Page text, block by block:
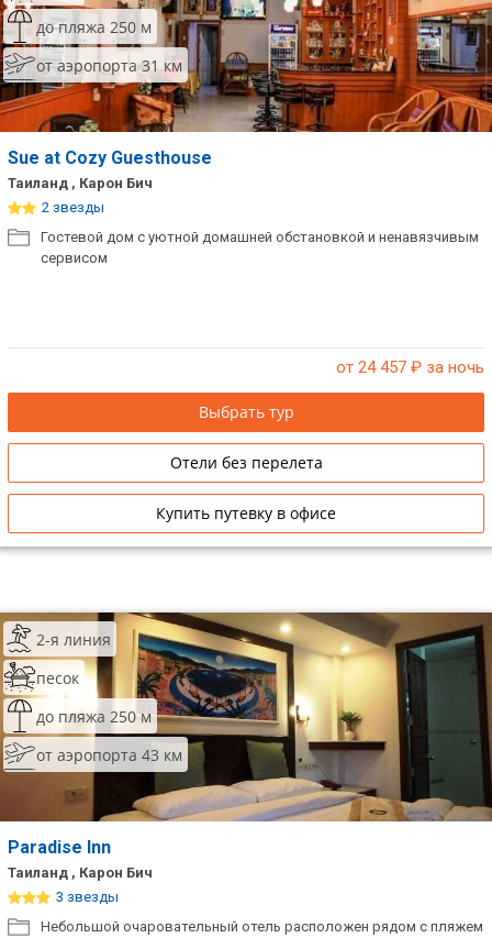
до пляжа 250 м
от аэропорта 31 км
Sue at Cozy Guesthouse
Таиланд , Карон Бич
2 звезды
Гостевой дом с уютной домашней обстановкой и ненавязчивым
сервисом
от 24 457 ₽ за ночь
Выбрать тур
Отели без перелета
Купить путевку в офисе
2-я линия
песок
до пляжа 250 м
от аэропорта 43 км
Paradise Inn
Таиланд , Карон Бич
3 звезды
Небольшой очаровательный отель расположен рядом с пляжем